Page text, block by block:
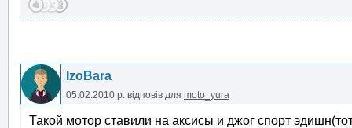
IzoBara
05.02.2010 р. відповів для moto_yura
Такой мотор ставили на аксисы и джог спорт